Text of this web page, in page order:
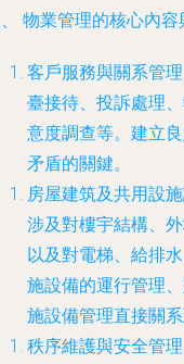
物業管理的核心內容
客戶服務與關系管理
臺接待、投訴處理
意度調查等。建立
矛盾的關鍵。
房屋建筑及共用設
涉及對樓宇結構、
以及對電梯、給排
施設備的運行管理
施設備管理直接關
秩序維護與安全管理